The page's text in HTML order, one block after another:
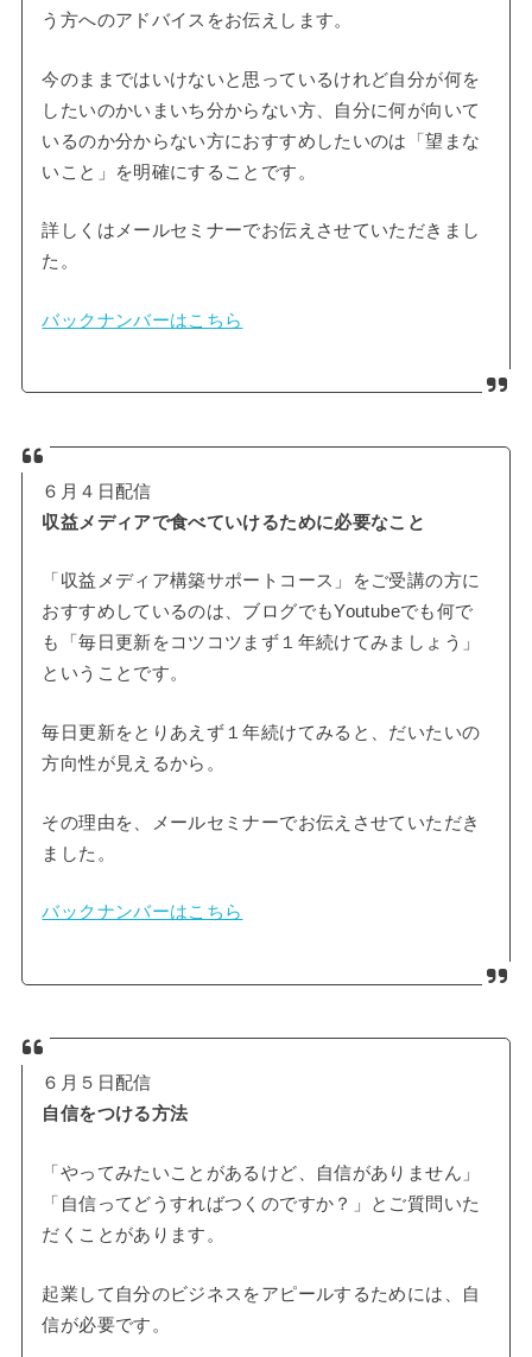
う方へのアドバイスをお伝えします。
今のままではいけないと思っているけれど自分が何を
したいのかいまいち分からない方、自分に何が向いて
いるのか分からない方におすすめしたいのは「望まな
いこと」を明確にすることです。
詳しくはメールセミナーでお伝えさせていただきまし
た。
バックナンバーはこちら
６月４日配信
収益メディアで食べていけるために必要なこと
「収益メディア構築サポートコース」をご受講の方に
おすすめしているのは、ブログでもYoutubeでも何で
も「毎日更新をコツコツまず１年続けてみましょう」
ということです。
毎日更新をとりあえず１年続けてみると、だいたいの
方向性が見えるから。
その理由を、メールセミナーでお伝えさせていただき
ました。
バックナンバーはこちら
６月５日配信
自信をつける方法
「やってみたいことがあるけど、自信がありません」
「自信ってどうすればつくのですか？」とご質問いた
だくことがあります。
起業して自分のビジネスをアピールするためには、自
信が必要です。